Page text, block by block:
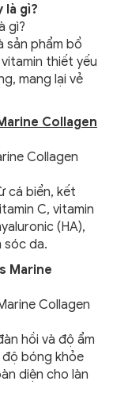
là gì?
gì?
sản phẩm bổ
thiết yếu
mang lại vẻ
Collagen
Collagen
cá biển, kết
C, vitamin
(HA),
sóc da.
Marine
Collagen
hồi và độ ẩm
độ bóng khỏe
diện cho làn